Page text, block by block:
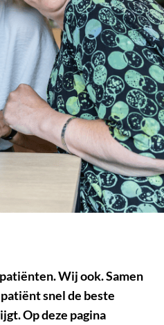
Wij ook. Samen
snel de beste
Op deze pagina